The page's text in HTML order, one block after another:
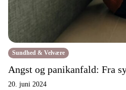
Sundhed & Velvære
Angst og panikanfald: Fra
20. juni 2024